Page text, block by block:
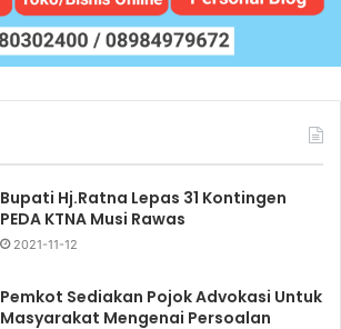
Bupati Hj.Ratna Lepas 31 Kontingen
PEDA KTNA Musi Rawas
2021-11-12
Pemkot Sediakan Pojok Advokasi Untuk
Masyarakat Mengenai Persoalan